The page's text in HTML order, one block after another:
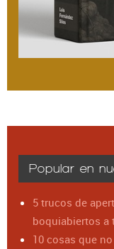
Popular en
5 trucos de
boquiabiertos a
10 cosas que